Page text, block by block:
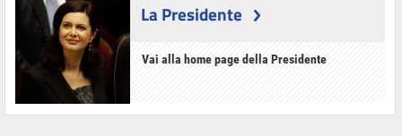
La Presidente
Vai alla home page della Presidente